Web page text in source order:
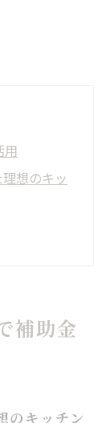
想のキッ
の水回り
する補助金
リフォー
補助金
のキッチン